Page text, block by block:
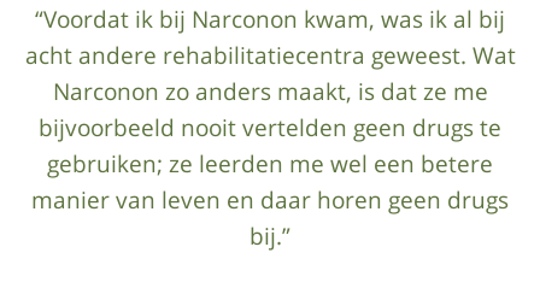
“Voordat ik bij Narconon kwam, was ik al bij
acht andere rehabilitatiecentra geweest. Wat
Narconon zo anders maakt, is dat ze me
bijvoorbeeld nooit vertelden geen drugs te
gebruiken; ze leerden me wel een betere
manier van leven en daar horen geen drugs
bij.”